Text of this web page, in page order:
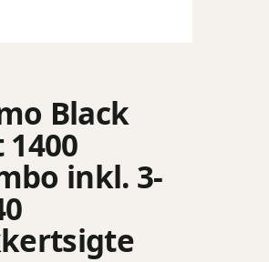
Black
1400
inkl. 3-